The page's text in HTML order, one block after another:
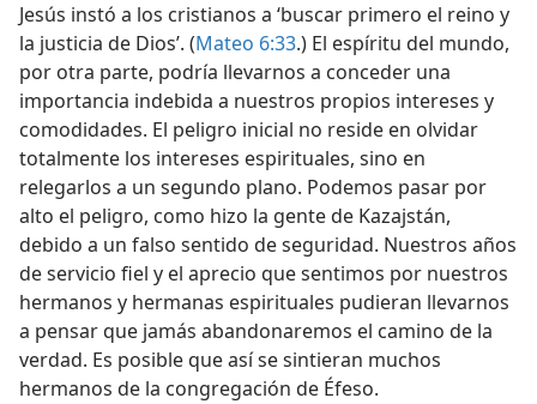
Jesús instó a los cristianos a ‘buscar primero el reino y
la justicia de Dios’. (Mateo 6:33.) El espíritu del mundo,
por otra parte, podría llevarnos a conceder una
importancia indebida a nuestros propios intereses y
comodidades. El peligro inicial no reside en olvidar
totalmente los intereses espirituales, sino en
relegarlos a un segundo plano. Podemos pasar por
alto el peligro, como hizo la gente de Kazajstán,
debido a un falso sentido de seguridad. Nuestros años
de servicio fiel y el aprecio que sentimos por nuestros
hermanos y hermanas espirituales pudieran llevarnos
a pensar que jamás abandonaremos el camino de la
verdad. Es posible que así se sintieran muchos
hermanos de la congregación de Éfeso.